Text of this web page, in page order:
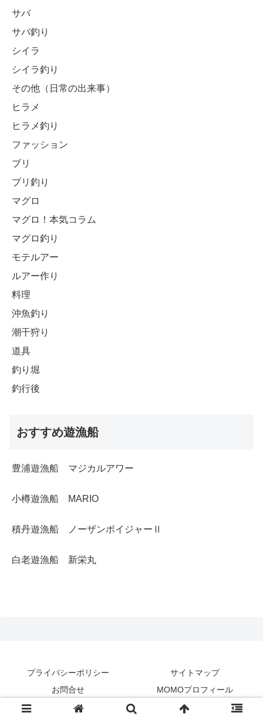
サバ
サバ釣り
シイラ
シイラ釣り
その他（日常の出来事）
ヒラメ
ヒラメ釣り
ファッション
ブリ
ブリ釣り
マグロ
マグロ！本気コラム
マグロ釣り
モテルアー
ルアー作り
料理
沖魚釣り
潮干狩り
道具
釣り堀
釣行後
おすすめ遊漁船
豊浦遊漁船 マジカルアワー
小樽遊漁船 MARIO
積丹遊漁船 ノーザンボイジャーⅡ
白老遊漁船 新栄丸
プライバシーポリシー
サイトマップ
お問合せ
MOMOプロフィール
© 2021 釣りMOMO日記.